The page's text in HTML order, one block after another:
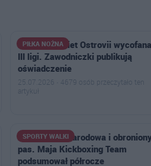
PIŁKA NOŻNA
Drużyna kobiet Ostrovii
III ligi. Zawodniczki publikują
oświadczenie
25.07.2026 · 4679 osób przeczytało ten
artykuł
SPORTY WALKI
Złoto, kadra narodowa i
pas. Maja Kickboxing Team
podsumował półrocze